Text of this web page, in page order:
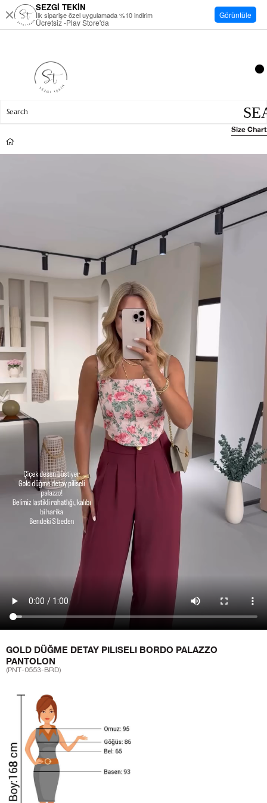
GOLD DÜĞME DETAY PILISELI BORDO PALAZZO
PANTOLON
(PNT-0553-BRD)
Size Chart
SEZGİ TEKİN
İlk siparişe özel uygulamada %10 indirim
Ücretsiz -Play Store'da
Görüntüle